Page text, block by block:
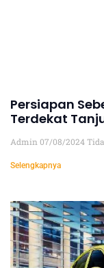
Persiapan
Terdekat
Admin07/08/2024
Selengkapnya